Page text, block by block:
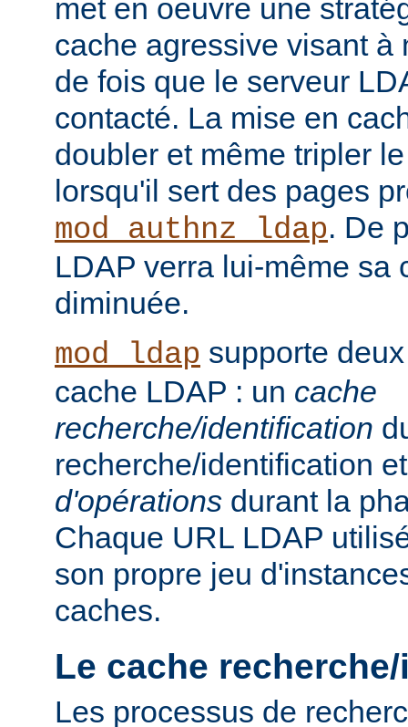
met en oeuvre une
cache agressive visant à
de fois que le serveur
contacté. La mise en
doubler et même tripler
lorsqu'il sert des pages
mod_authnz_ldap. De
LDAP verra lui-même sa
diminuée.
mod_ldap supporte
cache LDAP : un cache
recherche/identification
recherche/identification
d'opérations durant la
Chaque URL LDAP
son propre jeu
caches.
Le cache
Les processus de